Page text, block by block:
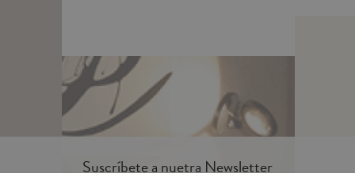
Suscríbete a nuetra Newsletter